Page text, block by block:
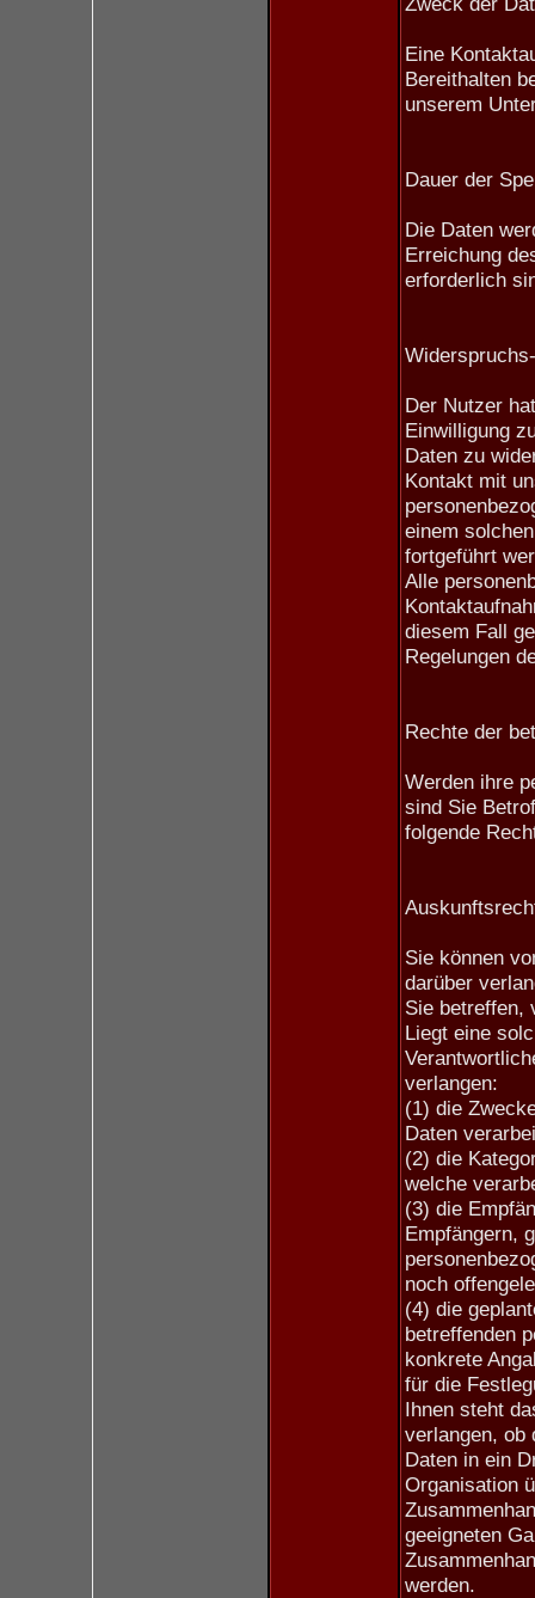
Eine
Bereithalten
unserem
Dauer der
Die Daten
Erreichung
erforderlich
Der Nutzer
Einwilligung
Daten zu
Kontakt mit
einem
fortgeführt
Alle
diesem Fall
Regelungen
Rechte der
Werden ihre
sind Sie
folgende
Sie können
darüber
Sie betreffen,
Liegt eine
verlangen:
(1) die
Daten
(2) die
welche
(3) die
Empfängern,
noch
(4) die
betreffenden
konkrete
für die
Ihnen steht
verlangen, ob
Daten in ein
Organisation
geeigneten
werden.